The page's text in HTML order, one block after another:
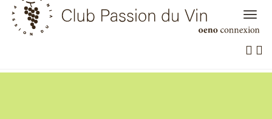
Skip
content